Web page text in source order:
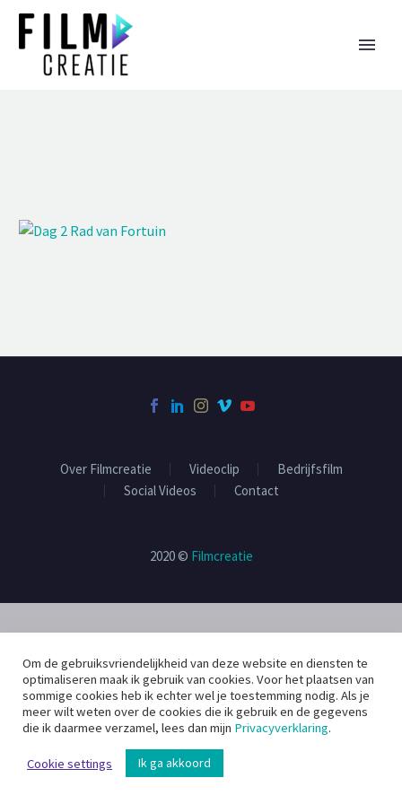
Over Filmcreatie Videoclip
Bedrijfsfilm
Social Videos
Contact
2020 © Filmcreatie
Om de gebruiksvriendelijkheid van deze website en diensten te
optimaliseren maak ik gebruik van cookies. Voor het plaatsen van
sommige cookies heb ik echter wel je toestemming nodig. Als je
meer wilt weten over de cookies die ik gebruik en de gegevens
die ik daarmee verzamel, lees dan mijn Privacyverklaring.
Cookie settings Ik ga akkoord